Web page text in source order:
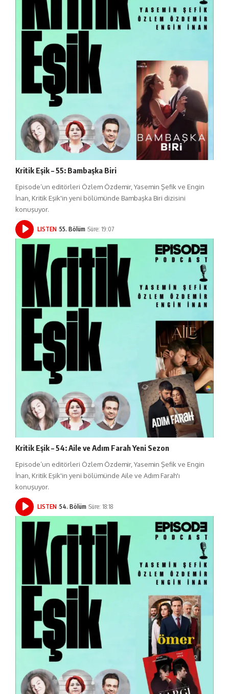
Kritik Eşik – 55: Bambaşka Biri
Episode’un editörleri Özlem Özdemir, Yasemin Şefik ve Engin
İnan, Kritik Eşik'in yeni bölümünde Bambaşka Biri dizisini
konuşuyor.
LISTEN 55. Bölüm Süre: 19:07
Kritik Eşik – 54: Aile ve Adım Farah Yeni Sezon
Episode’un editörleri Özlem Özdemir, Yasemin Şefik ve Engin
İnan, Kritik Eşik'in yeni bölümünde Aile ve Adım Farah'ı
konuşuyor.
LISTEN 54. Bölüm Süre: 18:18